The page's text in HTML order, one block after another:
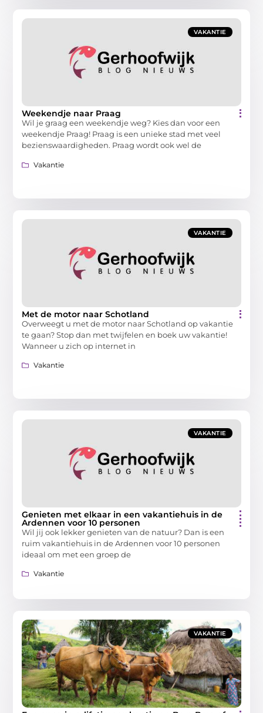
VAKANTIE
Weekendje naar Praag
Wil je graag een weekendje weg? Kies dan voor een
weekendje Praag! Praag is een unieke stad met veel
bezienswaardigheden. Praag wordt ook wel de
Vakantie
VAKANTIE
Met de motor naar Schotland
Overweegt u met de motor naar Schotland op vakantie
te gaan? Stop dan met twijfelen en boek uw vakantie!
Wanneer u zich op internet in
Vakantie
VAKANTIE
Genieten met elkaar in een vakantiehuis in de
Ardennen voor 10 personen
Wil jij ook lekker genieten van de natuur? Dan is een
ruim vakantiehuis in de Ardennen voor 10 personen
ideaal om met een groep de
Vakantie
VAKANTIE